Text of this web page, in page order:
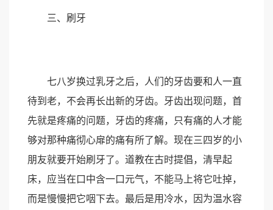
三、刷牙
七八岁换过乳牙之后，人们的牙齿要和人一直
待到老，不会再长出新的牙齿。牙齿出现问题，首
先就是疼痛的问题，牙齿的疼痛，只有痛的人才能
够对那种痛彻心扉的痛有所了解。现在三四岁的小
朋友就要开始刷牙了。道教在古时提倡，清早起
床，应当在口中含一口元气，不能马上将它吐掉，
而是慢慢把它咽下去。最后是用冷水，因为温水容